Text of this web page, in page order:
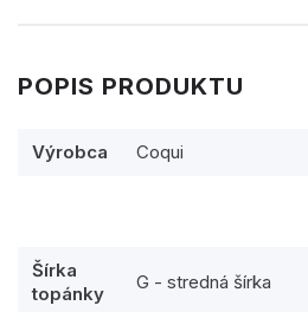
POPIS PRODUKTU
Výrobca Coqui
Šírka
topánky
G - stredná šírka